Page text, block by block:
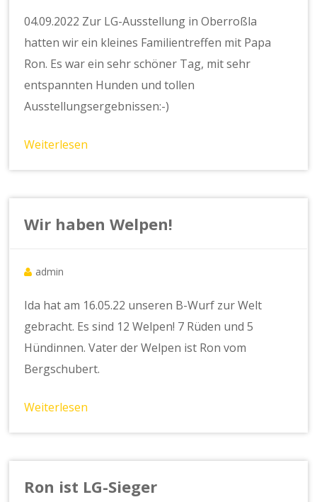
04.09.2022 Zur LG-Ausstellung in Oberroßla
hatten wir ein kleines Familientreffen mit Papa
Ron. Es war ein sehr schöner Tag, mit sehr
entspannten Hunden und tollen
Ausstellungsergebnissen:-)
Weiterlesen
Wir haben Welpen!
admin
Ida hat am 16.05.22 unseren B-Wurf zur Welt
gebracht. Es sind 12 Welpen! 7 Rüden und 5
Hündinnen. Vater der Welpen ist Ron vom
Bergschubert.
Weiterlesen
Ron ist LG-Sieger